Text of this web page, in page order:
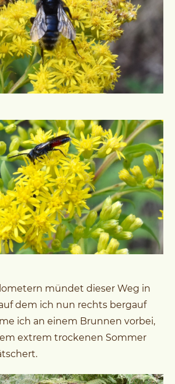
mündet dieser Weg in
dem ich nun rechts bergauf
ich an einem Brunnen vorbei,
extrem trockenen Sommer